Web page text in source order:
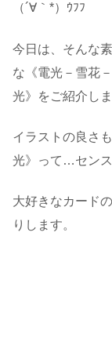
（´∀｀*）ｳﾌﾌ
今日は、そんな
な《電光－雪花
光》をご紹介しま
イラストの良さ
光》って…セン
大好きなカード
りします。